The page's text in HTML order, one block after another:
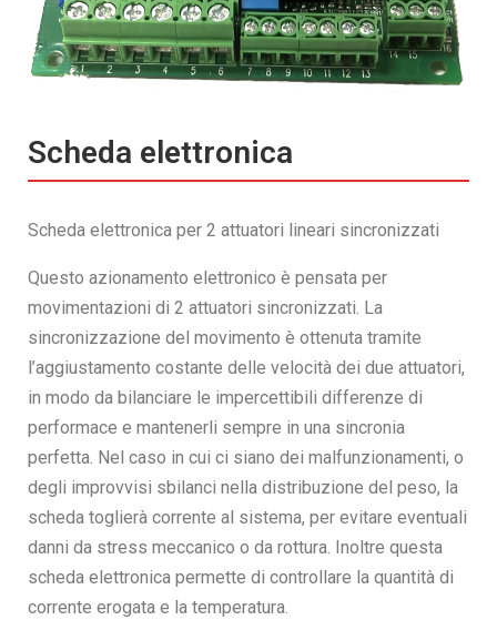
Scheda elettronica
Scheda elettronica per 2 attuatori lineari sincronizzati
Questo azionamento elettronico è pensata per
movimentazioni di 2 attuatori sincronizzati. La
sincronizzazione del movimento è ottenuta tramite
l’aggiustamento costante delle velocità dei due attuatori,
in modo da bilanciare le impercettibili differenze di
performace e mantenerli sempre in una sincronia
perfetta. Nel caso in cui ci siano dei malfunzionamenti, o
degli improvvisi sbilanci nella distribuzione del peso, la
scheda toglierà corrente al sistema, per evitare eventuali
danni da stress meccanico o da rottura. Inoltre questa
scheda elettronica permette di controllare la quantità di
corrente erogata e la temperatura.